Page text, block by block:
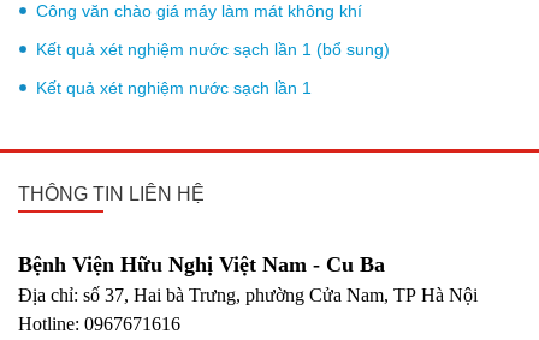
Công văn chào giá máy làm mát không khí
Kết quả xét nghiệm nước sạch lần 1 (bổ sung)
Kết quả xét nghiệm nước sạch lần 1
THÔNG TIN LIÊN HỆ
Bệnh Viện Hữu Nghị Việt Nam - Cu Ba
Địa chỉ: số 37, Hai bà Trưng, phường Cửa Nam, TP Hà Nội
Hotline: 0967671616